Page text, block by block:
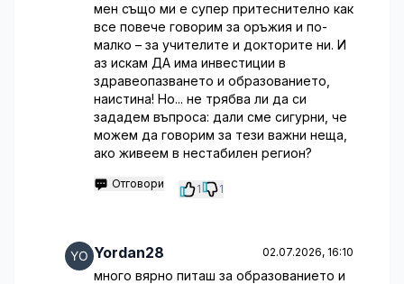
мен също ми е супер притеснително как
все повече говорим за оръжия и по-
малко – за учителите и докторите ни. И
аз искам ДА има инвестиции в
здравеопазването и образованието,
наистина! Но... не трябва ли да си
зададем въпроса: дали сме сигурни, че
можем да говорим за тези важни неща,
ако живеем в нестабилен регион?
Отговори 1 1
Yordan28 02.07.2026, 16:10
много вярно питаш за образованието и